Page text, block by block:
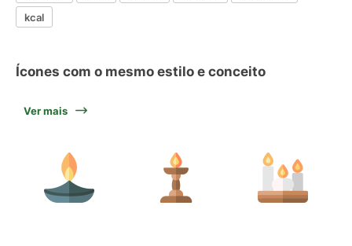
kcal
Ícones com o mesmo estilo e conceito
Ver mais